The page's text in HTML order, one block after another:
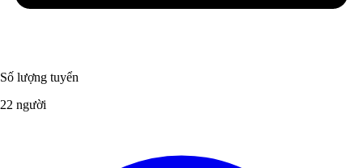
Số lượng tuyển
22 người